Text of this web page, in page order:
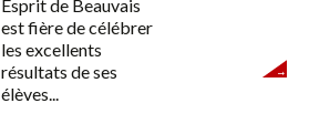
Esprit de Beauvais
est fière de célébrer
les excellents
résultats de ses
élèves...